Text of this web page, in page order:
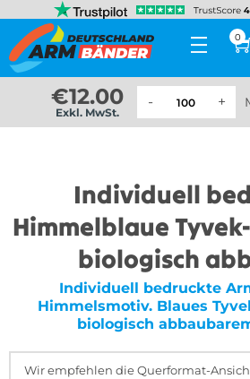
0
€12.00
Exkl. MwSt.
Individuell
Himmelblaue
biologisch
Individuell bedruckte
Himmelsmotiv. Blaues
biologisch
Wir empfehlen die Querformat-